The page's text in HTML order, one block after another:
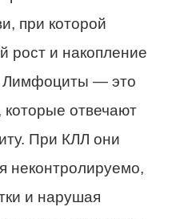
при которой
рост и накопление
Лимфоциты — это
которые отвечают
При КЛЛ они
неконтролируемо,
и нарушая